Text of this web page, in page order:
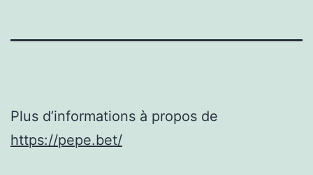
Plus d’informations à propos de
https://pepe.bet/